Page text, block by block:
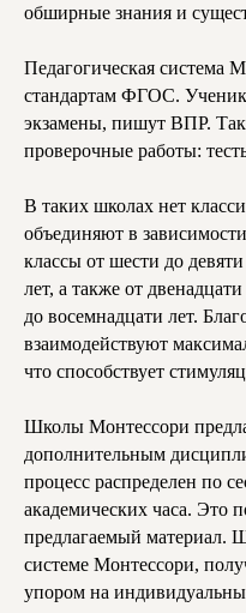
обширные знания и
Педагогическая система
стандартам ФГОС.
экзамены, пишут ВПР.
проверочные работы:
В таких школах нет
объединяют в
классы от шести до
лет, а также от
до восемнадцати лет.
взаимодействуют
что способствует
Школы Монтессори
дополнительным
процесс распределен по
академических часа. Это
предлагаемый материал.
системе Монтессори,
упором на